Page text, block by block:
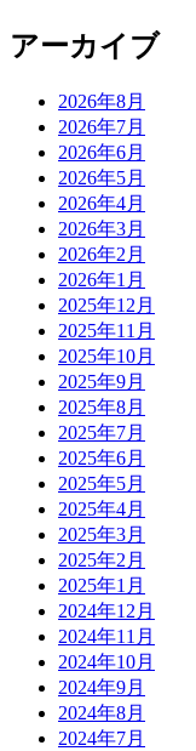
アーカイブ
2026年8月
2026年7月
2026年6月
2026年5月
2026年4月
2026年3月
2026年2月
2026年1月
2025年12月
2025年11月
2025年10月
2025年9月
2025年8月
2025年7月
2025年6月
2025年5月
2025年4月
2025年3月
2025年2月
2025年1月
2024年12月
2024年11月
2024年10月
2024年9月
2024年8月
2024年7月